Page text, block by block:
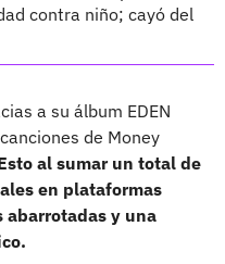
contra niño; cayó del
a su álbum EDEN
de Money
al sumar un total de
en plataformas
y una